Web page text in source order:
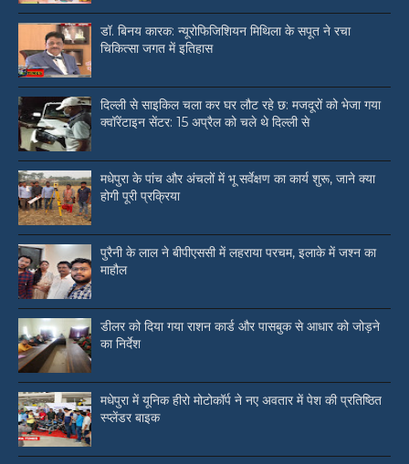
डॉ. बिनय कारक: न्यूरोफिजिशियन मिथिला के सपूत ने रचा
चिकित्सा जगत में इतिहास
दिल्ली से साइकिल चला कर घर लौट रहे छ: मजदूरों को भेजा गया
क्वॉरेंटाइन सेंटर: 15 अप्रैल को चले थे दिल्ली से
मधेपुरा के पांच और अंचलों में भू सर्वेक्षण का कार्य शुरू, जाने क्या
होगी पूरी प्रक्रिया
पुरैनी के लाल ने बीपीएससी में लहराया परचम, इलाके में जश्न का
माहौल
डीलर को दिया गया राशन कार्ड और पासबुक से आधार को जोड़ने
का निर्देश
मधेपुरा में यूनिक हीरो मोटोकॉर्प ने नए अवतार में पेश की प्रतिष्ठित
स्प्लेंडर बाइक